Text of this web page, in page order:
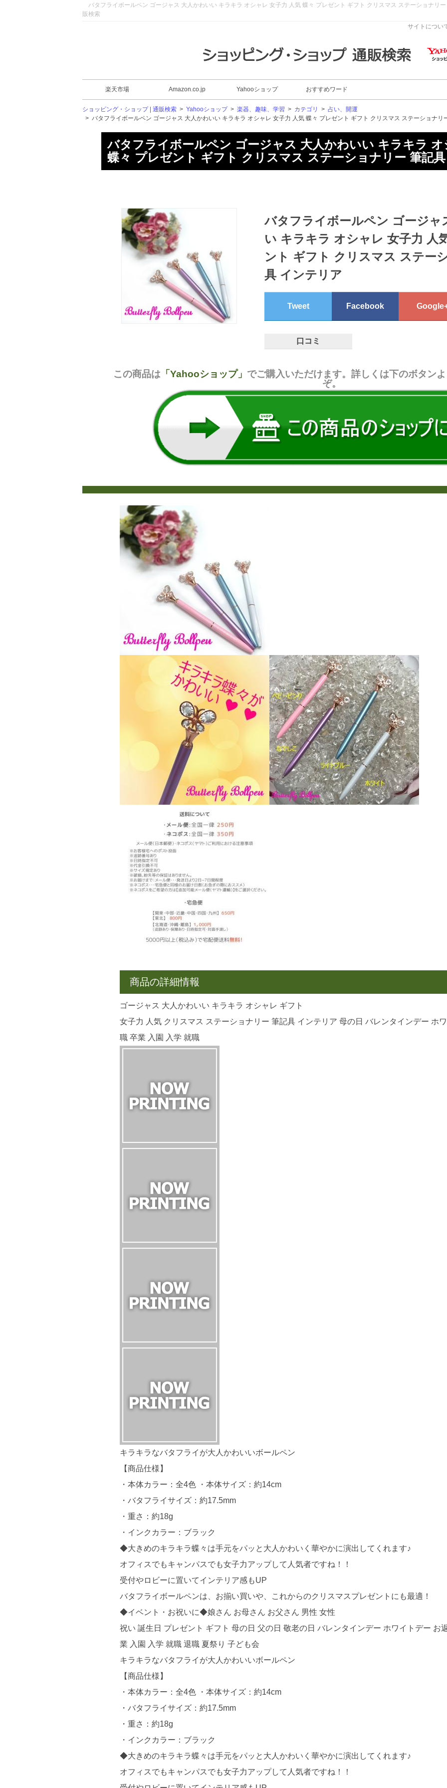
バタフライボールペン ゴージャス 大人かわいい キラキラ オシャレ 女子力 人気 蝶々 プレゼント ギフト クリスマス ステーショナリ
販検索
サイトについ
楽天市場 Amazon.co.jp Yahooショップ おすすめワード
ショッピング・ショップ | 通販検索 > Yahooショップ > 楽器、趣味、学習 > カテゴリ > 占い、開運
> バタフライボールペン ゴージャス 大人かわいい キラキラ オシャレ 女子力 人気 蝶々 プレゼント ギフト クリスマス ステーショナリ
バタフライボールペン ゴージャス 大人かわいい キラキラ オ
蝶々 プレゼント ギフト クリスマス ステーショナリー 筆記
バタフライボールペン ゴージャ
い キラキラ オシャレ 女子力 人
ント ギフト クリスマス ステー
具 インテリア
Tweet Facebook
口コミ
この商品は 「Yahooショップ」 でご購入いただけます。詳しくは下のボタン
ぞ。
商品の詳細情報
ゴージャス 大人かわいい キラキラ オシャレ ギフト
女子力 人気 クリスマス ステーショナリー 筆記具 インテリア 母の日 バレンタインデー ホ
職 卒業 入園 入学 就職
キラキラなバタフライが大人かわいいボールペン
【商品仕様】
・本体カラー：全4色 ・本体サイズ：約14cm
・バタフライサイズ：約17.5mm
・重さ：約18g
・インクカラー：ブラック
◆大きめのキラキラ蝶々は手元をパッと大人かわいく華やかに演出してくれます♪
オフィスでもキャンパスでも女子力アップして人気者ですね！！
受付やロビーに置いてインテリア感もUP
バタフライボールペンは、お揃い買いや、これからのクリスマスプレゼントにも最適！
◆イベント・お祝いに◆娘さん お母さん お父さん 男性 女性
祝い 誕生日 プレゼント ギフト 母の日 父の日 敬老の日 バレンタインデー ホワイトデー お
業 入園 入学 就職 退職 夏祭り 子ども会
キラキラなバタフライが大人かわいいボールペン
【商品仕様】
・本体カラー：全4色 ・本体サイズ：約14cm
・バタフライサイズ：約17.5mm
・重さ：約18g
・インクカラー：ブラック
◆大きめのキラキラ蝶々は手元をパッと大人かわいく華やかに演出してくれます♪
オフィスでもキャンパスでも女子力アップして人気者ですね！！